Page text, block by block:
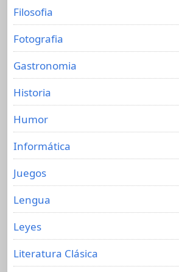
Filosofia
Fotografia
Gastronomia
Historia
Humor
Informática
Juegos
Lengua
Leyes
Literatura Clásica